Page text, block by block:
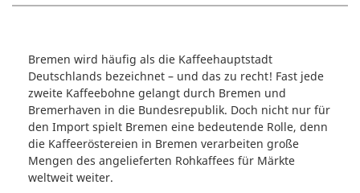
Bremen wird häufig als die Kaffeehauptstadt
Deutschlands bezeichnet – und das zu recht! Fast jede
zweite Kaffeebohne gelangt durch Bremen und
Bremerhaven in die Bundesrepublik. Doch nicht nur für
den Import spielt Bremen eine bedeutende Rolle, denn
die Kaffeeröstereien in Bremen verarbeiten große
Mengen des angelieferten Rohkaffees für Märkte
weltweit weiter.